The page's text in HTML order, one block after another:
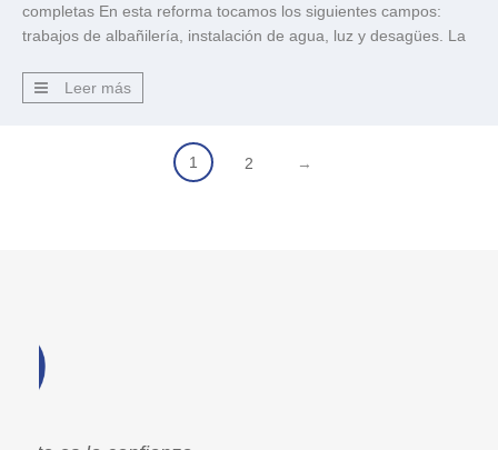
completas En esta reforma tocamos los siguientes campos:
trabajos de albañilería, instalación de agua, luz y desagües. La
modelos diferentes, dando una nueva personalidad a la cocina.
[…]
Leer más
1 2 →